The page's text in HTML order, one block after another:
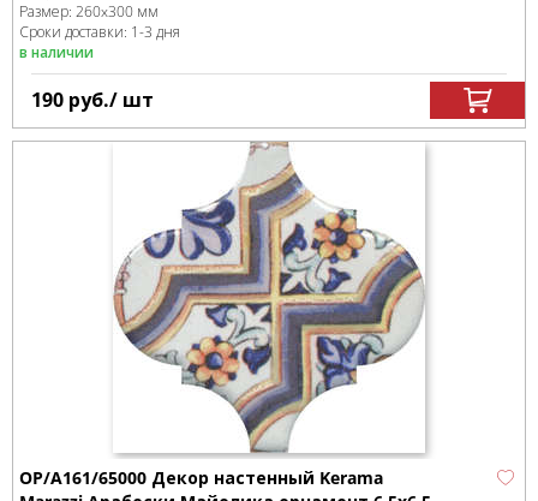
Размер: 260x300 мм
Сроки доставки: 1-3 дня
в наличии
190 руб./ шт
OP/A161/65000 Декор настенный Kerama